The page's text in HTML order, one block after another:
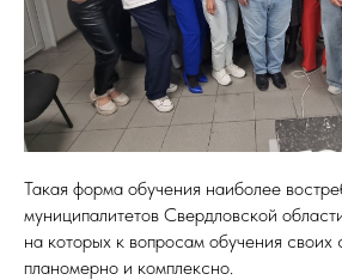
Такая форма обучения наиболее
муниципалитетов Свердловской
на которых к вопросам обучения своих
планомерно и комплексно.